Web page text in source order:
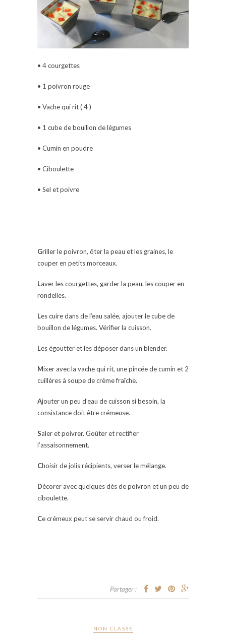
• 4 courgettes
• 1 poivron rouge
• Vache qui rit ( 4 )
• 1 cube de bouillon de légumes
• Cumin en poudre
• Ciboulette
• Sel et poivre
Griller le poivron, ôter la peau et les graines, le
couper en petits morceaux.
Laver les courgettes, garder la peau, les couper en
rondelles.
Les cuire dans de l’eau salée, ajouter le cube de
bouillon de légumes. Vérifier la cuisson.
Les égoutter et les déposer dans un blender.
Mixer avec la vache qui rit, une pincée de cumin et 2
cuillères à soupe de crème fraîche.
Ajouter un peu d’eau de cuisson si besoin, la
consistance doit être crémeuse.
Saler et poivrer. Goûter et rectifier
l’assaisonnement.
Choisir de jolis récipients, verser le mélange.
Décorer avec quelques dés de poivron et un peu de
ciboulette.
Ce crémeux peut se servir chaud ou froid.
Partager :
NON CLASSÉ